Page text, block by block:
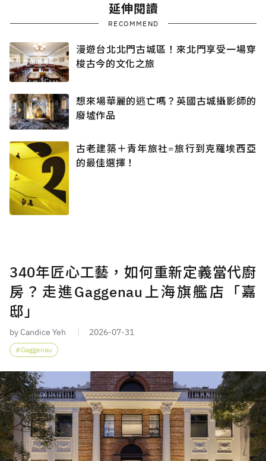
延伸閱讀
RECOMMEND
漫遊台北北門古城區！來北門享受一場穿
梭古今的文化之旅
想來場華麗的逃亡嗎？英國古城攝影師的
廢墟作品
古老建築＋青年旅社=旅行到克羅埃西亞
的最佳選擇！
340年匠心工藝，如何重新定義當代廚
房？走進Gaggenau上海旗艦店「嘉
邸」
by Candice Yeh 2026-07-31
Gaggenau